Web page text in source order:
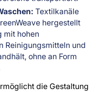
Textilkanäle
hergestellt
mit hohen
Reinigungsmitteln und
ohne an Form
die Gestaltung